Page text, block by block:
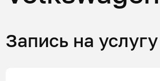
Запись на услугу